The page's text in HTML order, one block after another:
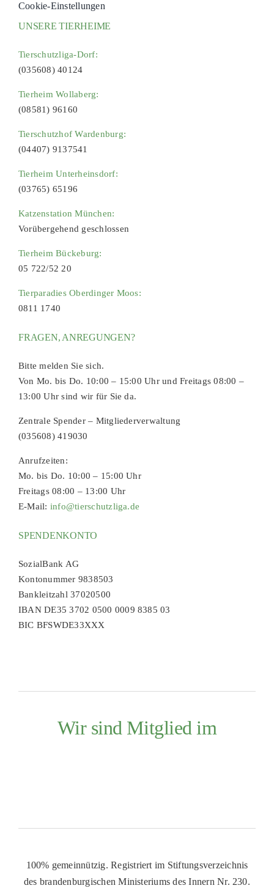
Cookie-Einstellungen
UNSERE TIERHEIME
Tierschutzliga-Dorf:
(035608) 40124
Tierheim Wollaberg:
(08581) 96160
Tierschutzhof Wardenburg:
(04407) 9137541
Tierheim Unterheinsdorf:
(03765) 65196
Katzenstation München:
Vorübergehend geschlossen
Tierheim Bückeburg:
05 722/52 20
Tierparadies Oberdinger Moos:
0811 1740
FRAGEN, ANREGUNGEN?
Bitte melden Sie sich.
Von Mo. bis Do. 10:00 – 15:00 Uhr und Freitags 08:00 –
13:00 Uhr sind wir für Sie da.
Zentrale Spender – Mitgliederverwaltung
(035608) 419030
Anrufzeiten:
Mo. bis Do. 10:00 – 15:00 Uhr
Freitags 08:00 – 13:00 Uhr
E-Mail: info@tierschutzliga.de
SPENDENKONTO
SozialBank AG
Kontonummer 9838503
Bankleitzahl 37020500
IBAN DE35 3702 0500 0009 8385 03
BIC BFSWDE33XXX
Wir sind Mitglied im
100% gemeinnützig. Registriert im Stiftungsverzeichnis
des brandenburgischen Ministeriums des Innern Nr. 230.